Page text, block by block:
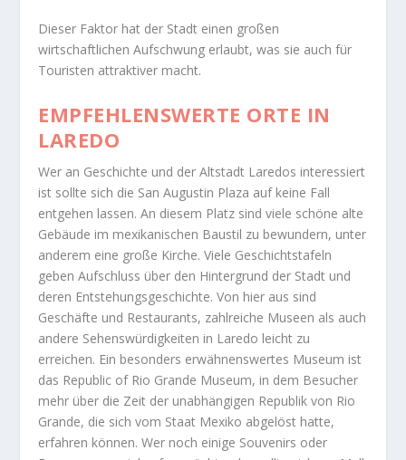
Dieser Faktor hat der Stadt einen großen
wirtschaftlichen Aufschwung erlaubt, was sie auch für
Touristen attraktiver macht.
EMPFEHLENSWERTE ORTE IN
LAREDO
Wer an Geschichte und der Altstadt Laredos interessiert
ist sollte sich die San Augustin Plaza auf keine Fall
entgehen lassen. An diesem Platz sind viele schöne alte
Gebäude im mexikanischen Baustil zu bewundern, unter
anderem eine große Kirche. Viele Geschichtstafeln
geben Aufschluss über den Hintergrund der Stadt und
deren Entstehungsgeschichte. Von hier aus sind
Geschäfte und Restaurants, zahlreiche Museen als auch
andere Sehenswürdigkeiten in Laredo leicht zu
erreichen. Ein besonders erwähnenswertes Museum ist
das Republic of Rio Grande Museum, in dem Besucher
mehr über die Zeit der unabhängigen Republik von Rio
Grande, die sich vom Staat Mexiko abgelöst hatte,
erfahren können. Wer noch einige Souvenirs oder